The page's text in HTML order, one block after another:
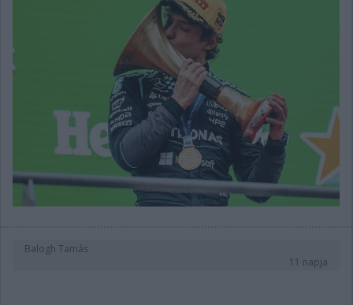
Balogh Tamás
11 napja